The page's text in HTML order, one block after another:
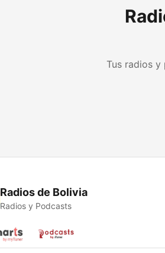
Tus radios
Radios de Bolivia
Radios y Podcasts